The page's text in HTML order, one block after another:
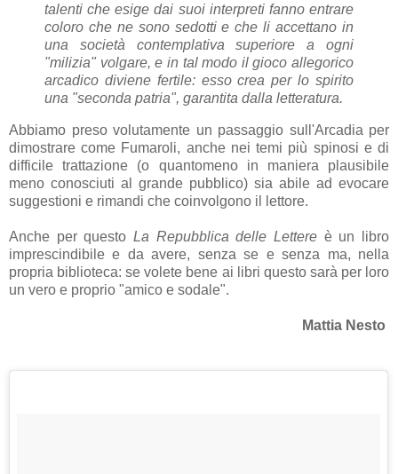
talenti che esige dai suoi interpreti fanno entrare
coloro che ne sono sedotti e che li accettano in
una società contemplativa superiore a ogni
"milizia" volgare, e in tal modo il gioco allegorico
arcadico diviene fertile: esso crea per lo spirito
una "seconda patria", garantita dalla letteratura.
Abbiamo preso volutamente un passaggio sull'Arcadia per
dimostrare come Fumaroli, anche nei temi più spinosi e di
difficile trattazione (o quantomeno in maniera plausibile
meno conosciuti al grande pubblico) sia abile ad evocare
suggestioni e rimandi che coinvolgono il lettore.
Anche per questo La Repubblica delle Lettere è un libro
imprescindibile e da avere, senza se e senza ma, nella
propria biblioteca: se volete bene ai libri questo sarà per loro
un vero e proprio "amico e sodale".
Mattia Nesto